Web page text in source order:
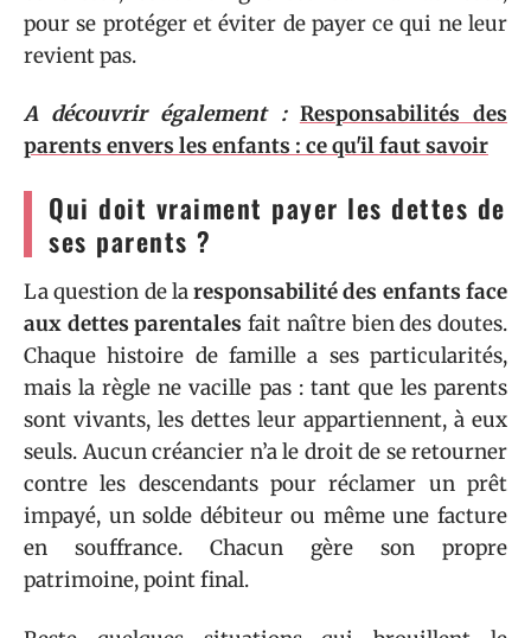
pour se protéger et éviter de payer ce qui ne leur
revient pas.
A découvrir également : Responsabilités des
parents envers les enfants : ce qu'il faut savoir
Qui doit vraiment payer les dettes de
ses parents ?
La question de laresponsabilité des enfants face
aux dettes parentales fait naître bien des doutes.
Chaque histoire de famille a ses particularités,
mais la règle ne vacille pas : tant que les parents
sont vivants, les dettes leur appartiennent, à eux
seuls. Aucun créancier n’a le droit de se retourner
contre les descendants pour réclamer un prêt
impayé, un solde débiteur ou même une facture
en souffrance. Chacun gère son propre
patrimoine, point final.